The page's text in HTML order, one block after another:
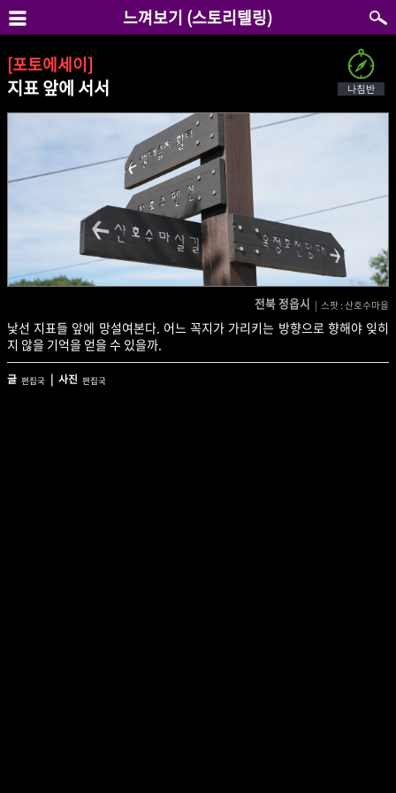
느껴보기 (스토리텔링)
[포토에세이]
지표 앞에 서서
전북 정읍시 | 스팟 : 산호수마을
낯선 지표들 앞에 망설여본다. 어느 꼭지가 가리키는 방향으로 향해야 잊히
지 않을 기억을 얻을 수 있을까.
글 편집국 | 사진 편집국